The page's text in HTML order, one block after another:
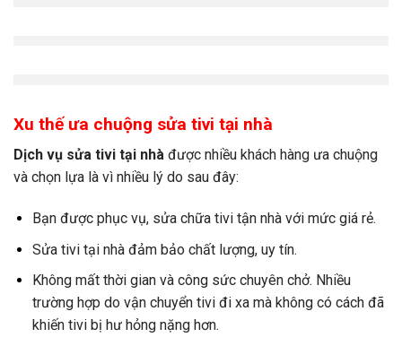
Xu thế ưa chuộng sửa tivi tại nhà
Dịch vụ sửa tivi tại nhà được nhiều khách hàng ưa chuộng
và chọn lựa là vì nhiều lý do sau đây:
Bạn được phục vụ, sửa chữa tivi tận nhà với mức giá rẻ.
Sửa tivi tại nhà đảm bảo chất lượng, uy tín.
Không mất thời gian và công sức chuyên chở. Nhiều
trường hợp do vận chuyển tivi đi xa mà không có cách đã
khiến tivi bị hư hỏng nặng hơn.